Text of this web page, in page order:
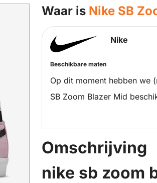
Waar is Nike SB
Nike
Beschikbare maten
Op dit moment hebben we
SB Zoom Blazer Mid
Omschrijving
nike sb zoom